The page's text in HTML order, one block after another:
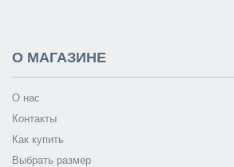
О МАГАЗИНЕ
О нас
Контакты
Как купить
Выбрать размер